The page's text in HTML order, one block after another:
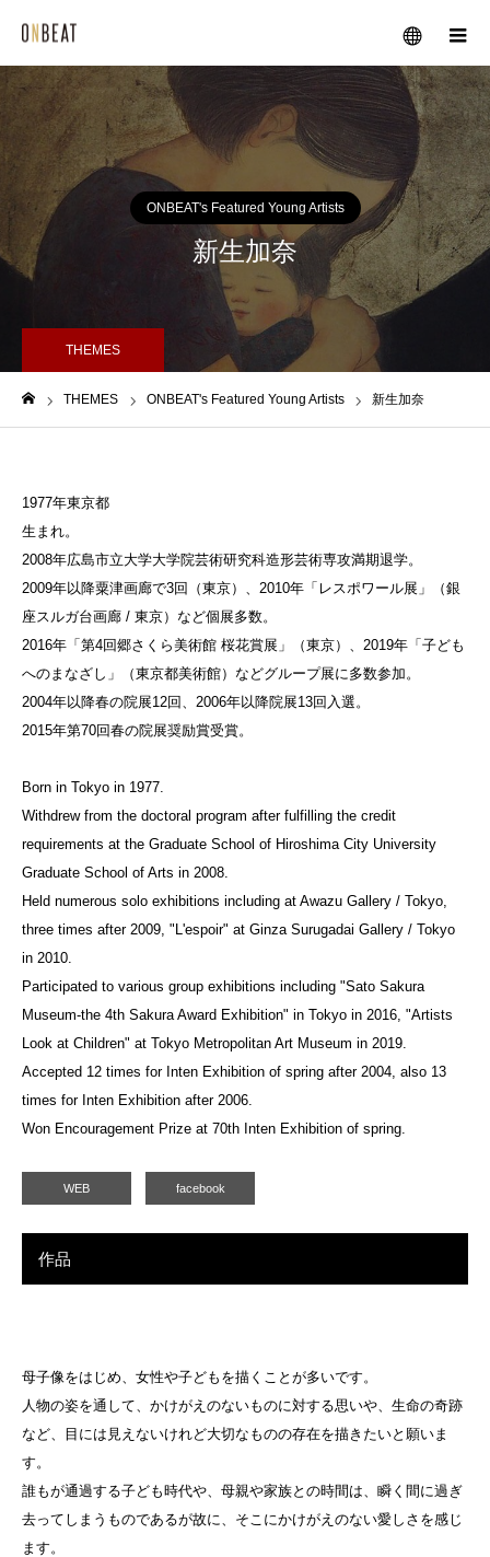
メニュー
ONBEAT's Featured Young Artists
新生加奈
THEMES
THEMES ONBEAT's Featured Young Artists 新生加奈
1977年東京都
生まれ。
2008年広島市立大学大学院芸術研究科造形芸術専攻満期退学。
2009年以降粟津画廊で3回（東京）、2010年「レスポワール展」（銀
座スルガ台画廊 / 東京）など個展多数。
2016年「第4回郷さくら美術館 桜花賞展」（東京）、2019年「子ども
へのまなざし」（東京都美術館）などグループ展に多数参加。
2004年以降春の院展12回、2006年以降院展13回入選。
2015年第70回春の院展奨励賞受賞。
Born in Tokyo in 1977.
Withdrew from the doctoral program after fulfilling the credit
requirements at the Graduate School of Hiroshima City University
Graduate School of Arts in 2008.
Held numerous solo exhibitions including at Awazu Gallery / Tokyo,
three times after 2009, "L'espoir" at Ginza Surugadai Gallery / Tokyo
in 2010.
Participated to various group exhibitions including "Sato Sakura
Museum-the 4th Sakura Award Exhibition" in Tokyo in 2016, "Artists
Look at Children" at Tokyo Metropolitan Art Museum in 2019.
Accepted 12 times for Inten Exhibition of spring after 2004, also 13
times for Inten Exhibition after 2006.
Won Encouragement Prize at 70th Inten Exhibition of spring.
WEB facebook
作品
母子像をはじめ、女性や子どもを描くことが多いです。
人物の姿を通して、かけがえのないものに対する思いや、生命の奇跡
など、目には見えないけれど大切なものの存在を描きたいと願いま
す。
誰もが通過する子ども時代や、母親や家族との時間は、瞬く間に過ぎ
去ってしまうものであるが故に、そこにかけがえのない愛しさを感じ
ます。